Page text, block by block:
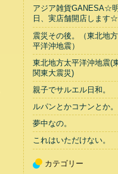
アジア雑貨GANESA☆
日、実店舗開店します☆
震災その後。（東北地
平洋沖地震）
東北地方太平洋沖地震(
関東大震災)
親子でサルエル日和。
ルパンとかコナンとか。
夢中なの。
これはいただけない。
カテゴリー